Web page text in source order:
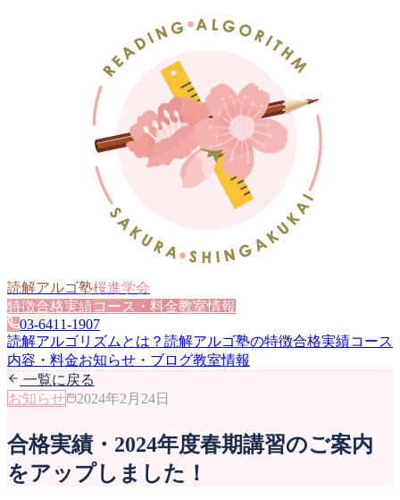
読解アルゴ塾桜進学会
特徴合格実績コース・料金教室情報
03-6411-1907
読解アルゴリズムとは？ 読解アルゴ塾の特徴合格実績コース
内容・料金お知らせ・ブログ教室情報
一覧に戻る
お知らせ
2024年2月24日
合格実績・2024年度春期講習のご案内
をアップしました！